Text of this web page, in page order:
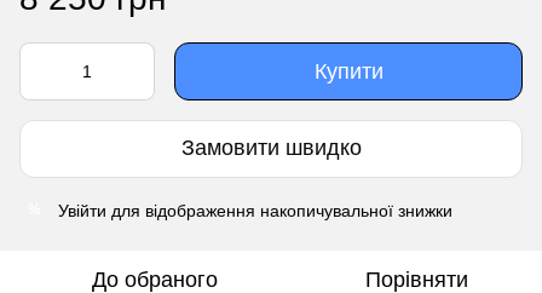
Купити
Замовити швидко
Увійти для відображення накопичувальної знижки
До обраного Порівняти